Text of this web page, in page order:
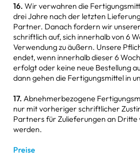
16. Wir verwahren die
drei Jahre nach der letzten
Partner. Danach fordern wir
schriftlich auf, sich innerhalb von 6
Verwendung zu äußern. Unsere
endet, wenn innerhalb dieser 6
erfolgt oder keine neue Bestellung
dann gehen die Fertigungsmittel in
17. Abnehmerbezogene
nur mit vorheriger schriftlicher
Partners für Zulieferungen an
werden.
Preise